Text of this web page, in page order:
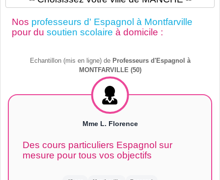
Nos professeurs d' Espagnol à Montfarville
pour du soutien scolaire à domicile :
Echantillon (mis en ligne) de Professeurs d'Espagnol à
MONTFARVILLE (50)
Mme L. Florence
Des cours particuliers Espagnol sur
mesure pour tous vos objectifs